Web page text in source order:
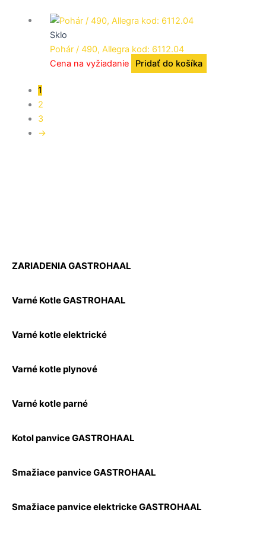
ZARIADENIA GASTROHAAL
Varné Kotle GASTROHAAL
Varné kotle elektrické
Varné kotle plynové
Varné kotle parné
Kotol panvice GASTROHAAL
Smažiace panvice GASTROHAAL
Smažiace panvice elektricke GASTROHAAL
Sklo
Pohár / 490, Allegra kod: 6112.04
Cena na vyžiadanie
Pridať do košíka
1
2
3
→